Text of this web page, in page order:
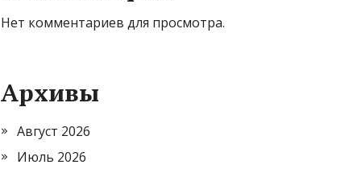
Нет комментариев для просмотра.
Архивы
Август 2026
Июль 2026